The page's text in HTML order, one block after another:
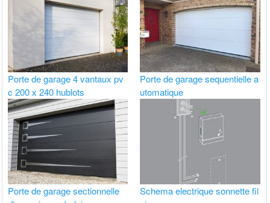
Porte de garage 4 vantaux pv
c 200 x 240 hublots
Porte de garage sequentielle a
utomatique
Porte de garage sectionnelle
Schema electrique sonnette fil